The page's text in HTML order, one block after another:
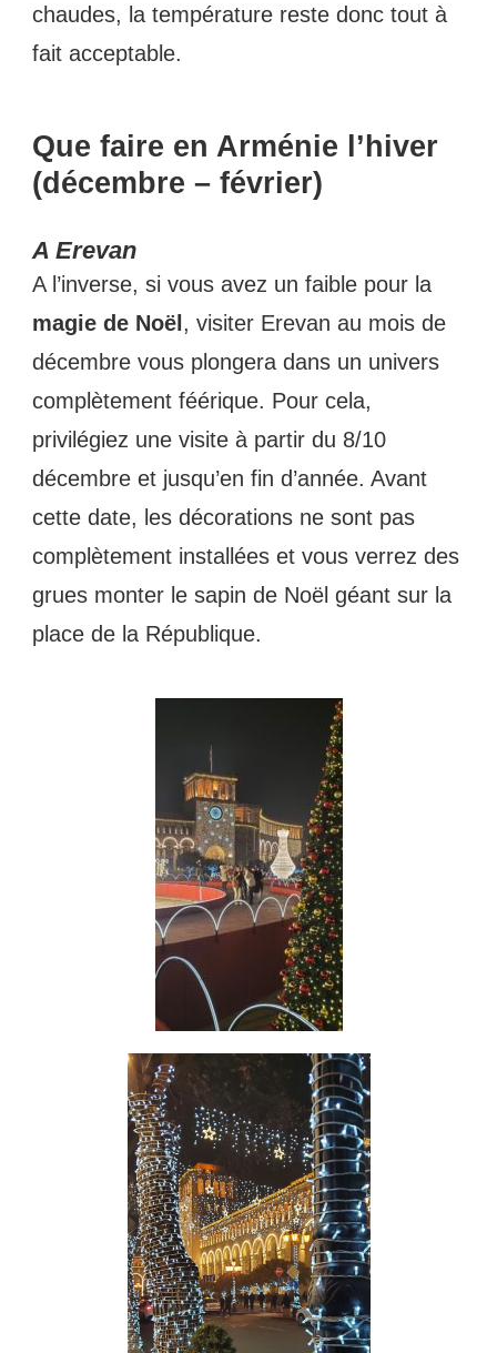
chaudes, la température reste donc tout à
fait acceptable.
Que faire en Arménie l’hiver
(décembre – février)
A Erevan
A l’inverse, si vous avez un faible pour la
magie de Noël, visiter Erevan au mois de
décembre vous plongera dans un univers
complètement féérique. Pour cela,
privilégiez une visite à partir du 8/10
décembre et jusqu’en fin d’année. Avant
cette date, les décorations ne sont pas
complètement installées et vous verrez des
grues monter le sapin de Noël géant sur la
place de la République.